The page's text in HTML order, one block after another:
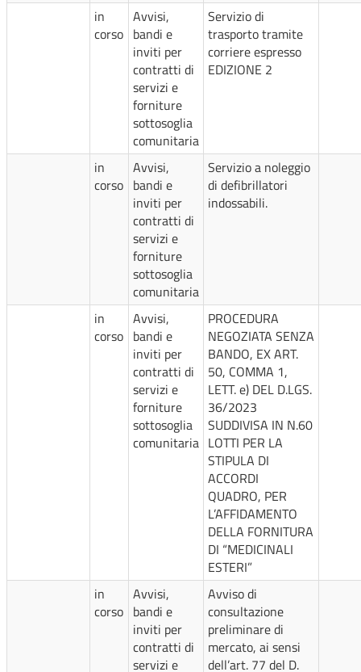
in
corso
Avvisi,
bandi e
inviti per
contratti di
servizi e
forniture
sottosoglia
comunitaria
Servizio di
trasporto tramite
corriere espresso
EDIZIONE 2
in
corso
Avvisi,
bandi e
inviti per
contratti di
servizi e
forniture
sottosoglia
comunitaria
Servizio a noleggio
di defibrillatori
indossabili.
in
corso
Avvisi,
bandi e
inviti per
contratti di
servizi e
forniture
sottosoglia
comunitaria
PROCEDURA
NEGOZIATA SENZA
BANDO, EX ART.
50, COMMA 1,
LETT. e) DEL D.LGS.
36/2023
SUDDIVISA IN N.60
LOTTI PER LA
STIPULA DI
ACCORDI
QUADRO, PER
L’AFFIDAMENTO
DELLA FORNITURA
DI “MEDICINALI
ESTERI”
in
corso
Avvisi,
bandi e
inviti per
contratti di
servizi e
Avviso di
consultazione
preliminare di
mercato, ai sensi
dell’art. 77 del D.